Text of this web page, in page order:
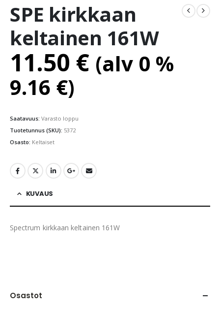
SPE kirkkaan
keltainen 161W
11.50 € (alv 0 %
9.16 €)
Saatavuus: Varasto loppu
Tuotetunnus (SKU): 5372
Osasto: Keltaiset
KUVAUS
Spectrum kirkkaan keltainen 161W
Osastot